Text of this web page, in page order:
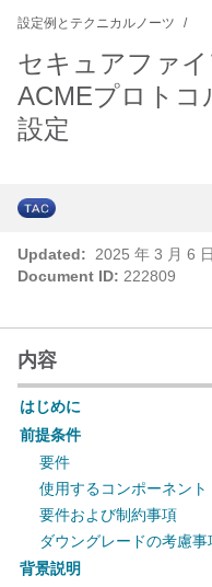
設定例とテクニカルノーツ
セキュアファ
ACMEプロトコ
設定
Updated:
2025 年 3 月 6 日
Document ID: 222809
内容
はじめに
前提条件
要件
使用するコンポーネント
要件および制約事項
ダウングレードの考慮事
背景説明